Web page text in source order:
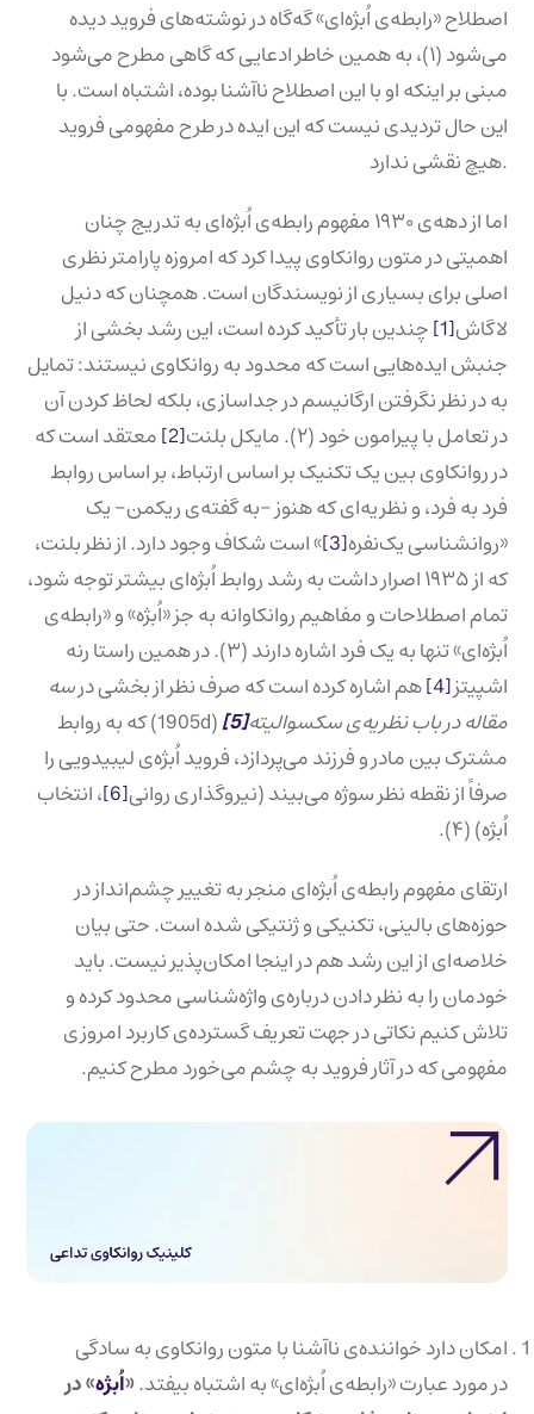
اصطلاح «رابطه‌ی اُبژه‌ای» گه‌گاه در نوشته‌های فروید دیده
می‌شود (۱)، به همین خاطر ادعایی که گاهی مطرح می‌شود
مبنی بر اینکه او با این اصطلاح ناآشنا بوده، اشتباه است. با
این حال تردیدی نیست که این ایده در طرح مفهومی فروید
هیچ نقشی ندارد.
اما از دهه‌ی ۱۹۳۰ مفهوم رابطه‌ی اُبژه‌ای به تدریج چنان
اهمیتی در متون روانکاوی پیدا کرد که امروزه پارامتر نظری
اصلی برای بسیاری از نویسندگان است. همچنان که دنیل
لاگاش[1] چندین بار تأکید کرده است، این رشد بخشی از
جنبش ایده‌هایی است که محدود به روانکاوی نیستند: تمایل
به در نظر نگرفتن ارگانیسم در جداسازی، بلکه لحاظ کردن آن
در تعامل با پیرامون خود (۲). مایکل بلنت
[2]
معتقد است که
در روانکاوی بین یک تکنیک بر اساس ارتباط، بر اساس روابط
فرد به فرد، و نظریه‌ای که هنوز -به گفته‌ی ریکمن- یک
«روانشناسی یک‌نفره[3] » است شکاف وجود دارد. از نظر بلنت،
که از ۱۹۳۵ اصرار داشت به رشد روابط اُبژه‌ای بیشتر توجه شود،
تمام اصطلاحات و مفاهیم روانکاوانه به جز «اُبژه» و «رابطه‌ی
اُبژه‌ای» تنها به یک فرد اشاره دارند (۳). در همین راستا رنه
اشپیتز[4] هم اشاره کرده است که صرف نظر از بخشی درسه
مقاله در باب نظریه‌ی سکسوالیته[5]
(1905d) که به روابط
مشترک بین مادر و فرزند می‌پردازد، فروید اُبژه‌ی لیبیدویی را
صرفاً از نقطه نظر سوژه می‌بیند (نیروگذاری روانی[6] ، انتخاب
اُبژه) (۴).
ارتقای مفهوم رابطه‌ی اُبژه‌ای منجر به تغییر چشم‌انداز در
حوزه‌های بالینی، تکنیکی و ژنتیکی شده است. حتی بیان
خلاصه‌ای از این رشد هم در اینجا امکان‌پذیر نیست. باید
خودمان را به نظر دادن درباره‌ی واژه‌شناسی محدود کرده و
تلاش کنیم نکاتی در جهت تعریف گسترده‌ی کاربرد امروزی
مفهومی که در آثار فروید به چشم می‌خورد مطرح کنیم.
امکان دارد خواننده‌ی ناآشنا با متون روانکاوی به سادگی
در مورد عبارت «رابطه‌ی اُبژه‌ای» به اشتباه بیفتد.«اُبژه» در